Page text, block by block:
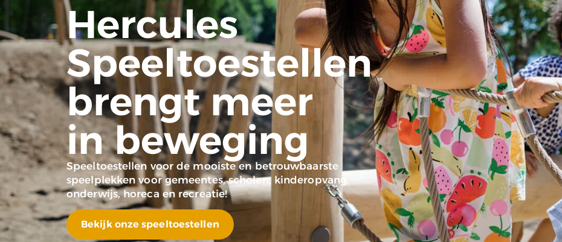
Hercules
Speeltoestellen
brengt meer
in beweging
Speeltoestellen voor de mooiste en betrouwbaarste
speelplekken voor gemeentes, scholen, kinderopvang,
onderwijs, horeca en recreatie!
Bekijk onze speeltoestellen